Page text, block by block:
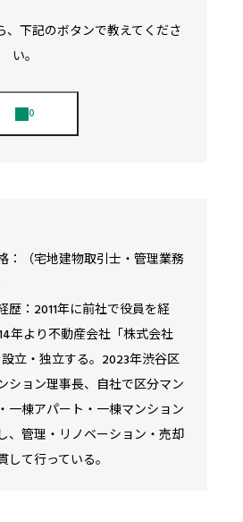
、下記のボタンで教えてくださ
い。
：（宅地建物取引士・管理業務
歴：2011年に前社で役員を経
年より不動産会社「株式会社
設立・独立する。2023年渋谷区
ション理事長、自社で区分マン
一棟アパート・一棟マンション
、管理・リノベーション・売却
して行っている。